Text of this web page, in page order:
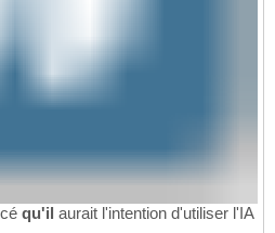
qu'il aurait l'intention d'utiliser l'IA